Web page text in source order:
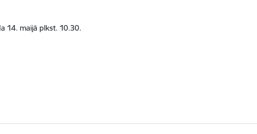
14. maijā plkst. 10.30.